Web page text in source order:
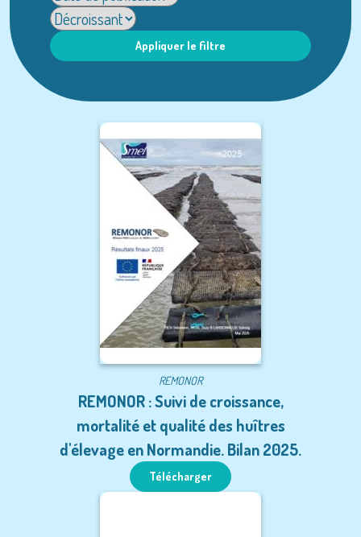
Appliquer le filtre
REMONOR
REMONOR : Suivi de croissance,
mortalité et qualité des huîtres
d'élevage en Normandie. Bilan 2025.
Télécharger